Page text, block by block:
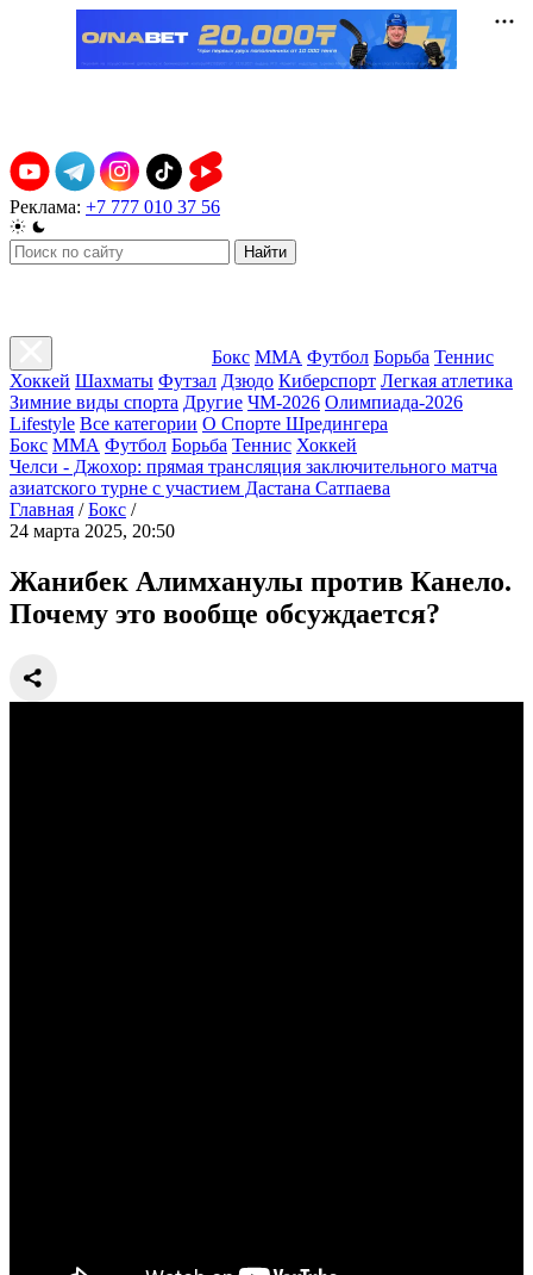
Реклама: +7 777 010 37 56
Найти
Бокс ММА Футбол Борьба Теннис
Хоккей Шахматы Футзал Дзюдо Киберспорт Легкая атлетика
Зимние виды спорта Другие ЧМ-2026 Олимпиада-2026
Lifestyle Все категории О Спорте Шредингера
Бокс ММА Футбол Борьба Теннис Хоккей
Челси - Джохор: прямая трансляция заключительного матча
азиатского турне с участием Дастана Сатпаева
Главная / Бокс /
24 марта 2025, 20:50
Жанибек Алимханулы против Канело.
Почему это вообще обсуждается?